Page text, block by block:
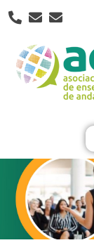
Nota:
este
web
incluye